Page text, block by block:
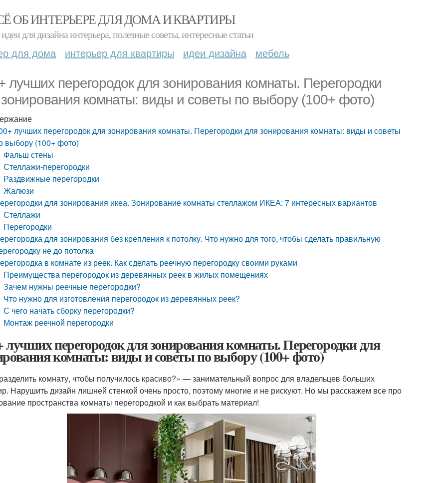
ОБ ИНТЕРЬЕРЕ ДЛЯ ДОМА И КВАРТИРЫ
для дизайна интерьера, полезные советы, интересные статьи
для дома интерьер для квартиры идеи дизайна мебель
лучших перегородок для зонирования комнаты. Перегородки
комнаты: виды и советы по выбору (100+ фото)
лучших перегородок для зонирования комнаты. Перегородки для зонирования комнаты: виды и советы
выбору (100+ фото)
Фальш стены
Стеллажи-перегородки
Раздвижные перегородки
Жалюзи
для зонирования икеа. Зонирование комнаты стеллажом ИКЕА: 7 интересных вариантов
Стеллажи
Перегородки
для зонирования без крепления к потолку. Что нужно для того, чтобы сделать правильную
не до потолка
в комнате из реек. Как сделать реечную перегородку своими руками
Преимущества перегородок из деревянных реек в жилых помещениях
Зачем нужны реечные перегородки?
Что нужно для изготовления перегородок из деревянных реек?
С чего начать сборку перегородки?
Монтаж реечной перегородки
лучших перегородок для зонирования комнаты. Перегородки для
комнаты: виды и советы по выбору (100+ фото)
комнату, чтобы получилось красиво?» — занимательный вопрос для владельцев больших
Нарушить дизайн лишней стенкой очень просто, поэтому многие и не рискуют. Но мы расскажем все про
пространства комнаты перегородкой и как выбрать материал!